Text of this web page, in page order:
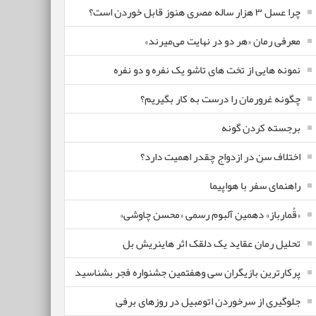
چرا عسل ۳ هزار ساله‌ مصری هنوز قابل خوردن است؟
معرفی رمان «هر دو در نهایت می‌میرند»
نمونه هایی از تخت های تاشو یک نفره و دو نفره
چگونه غرورمان را درست به کار بگیریم؟
برجسته کردن گونه
اختلاف سن در ازدواج چقدر اهمیت دارد؟
راهنمای سفر با هواپیما
«قُمارباز» دهمین آلبوم رسمی «محسن چاوشی»
تحلیل رمان عقاید یک دلقک اثر هاینریش بل
پرکارترین بازیگران سی وهفتمین جشنواره فجر بشناسید
جلوگیری از سرخوردن اتومبیل در روزهای برفی